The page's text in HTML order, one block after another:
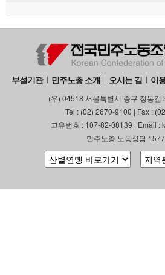
부설기관 민주노총 소개 오시는 길 이
(우) 04518 서울특별시 중구 정동길
Tel : (02) 2670-9100 | Fax :
고유번호 : 107-82-08139 | Email :
민주노총 노동상담